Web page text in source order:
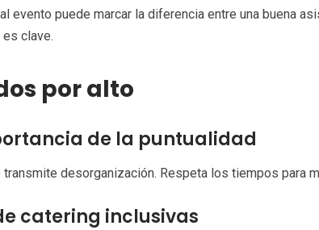
evento puede marcar la diferencia entre una buena
clave.
por alto
de la puntualidad
transmite desorganización. Respeta los tiempos para
catering inclusivas